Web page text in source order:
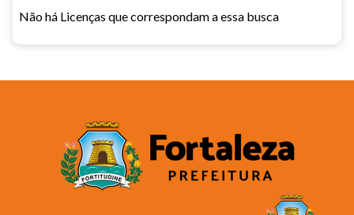
Não há Licenças que correspondam a essa busca